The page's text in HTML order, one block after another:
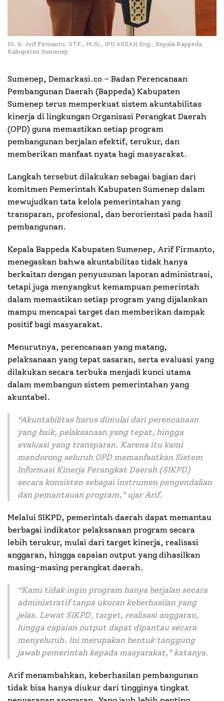
Dr. Ir. Arif Firmanto, STP., M.Si., IPU ASEAN Eng., Kepala Bappeda
Kabupaten Sumenep
Sumenep, Demarkasi.co – Badan Perencanaan
Pembangunan Daerah (Bappeda) Kabupaten
Sumenep terus memperkuat sistem akuntabilitas
kinerja di lingkungan Organisasi Perangkat Daerah
(OPD) guna memastikan setiap program
pembangunan berjalan efektif, terukur, dan
memberikan manfaat nyata bagi masyarakat.
Langkah tersebut dilakukan sebagai bagian dari
komitmen Pemerintah Kabupaten Sumenep dalam
mewujudkan tata kelola pemerintahan yang
transparan, profesional, dan berorientasi pada hasil
pembangunan.
Kepala Bappeda Kabupaten Sumenep, Arif Firmanto,
menegaskan bahwa akuntabilitas tidak hanya
berkaitan dengan penyusunan laporan administrasi,
tetapi juga menyangkut kemampuan pemerintah
dalam memastikan setiap program yang dijalankan
mampu mencapai target dan memberikan dampak
positif bagi masyarakat.
Menurutnya, perencanaan yang matang,
pelaksanaan yang tepat sasaran, serta evaluasi yang
dilakukan secara terbuka menjadi kunci utama
dalam membangun sistem pemerintahan yang
akuntabel.
“Akuntabilitas harus dimulai dari perencanaan
yang baik, pelaksanaan yang tepat, hingga
evaluasi yang transparan. Karena itu kami
mendorong seluruh OPD memanfaatkan Sistem
Informasi Kinerja Perangkat Daerah (SIKPD)
secara konsisten sebagai instrumen pengendalian
dan pemantauan program,” ujar Arif.
Melalui SIKPD, pemerintah daerah dapat memantau
berbagai indikator pelaksanaan program secara
lebih terukur, mulai dari target kinerja, realisasi
anggaran, hingga capaian output yang dihasilkan
masing-masing perangkat daerah.
“Kami tidak ingin program hanya berjalan secara
administratif tanpa ukuran keberhasilan yang
jelas. Lewat SIKPD, target, realisasi anggaran,
hingga capaian output dapat dipantau secara
menyeluruh. Ini merupakan bentuk tanggung
jawab pemerintah kepada masyarakat,” katanya.
Arif menambahkan, keberhasilan pembangunan
tidak bisa hanya diukur dari tingginya tingkat